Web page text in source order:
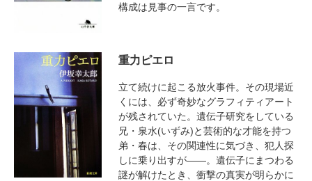
構成は見事の一言です。
重力ピエロ
立て続けに起こる放火事件。その現場近
くには、必ず奇妙なグラフィティアート
が残されていた。遺伝子研究をしている
兄・泉水(いずみ)と芸術的な才能を持つ
弟・春は、その関連性に気づき、犯人探
しに乗り出すが――。遺伝子にまつわる
謎が解けたとき、衝撃の真実が明らかに